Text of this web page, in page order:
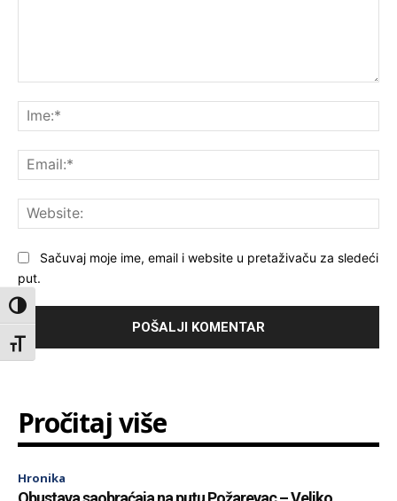
Toggle High Contrast
Toggle Font size
Sačuvaj moje ime, email i website u pretaživaču za sledeći
put.
Pročitaj više
Hronika